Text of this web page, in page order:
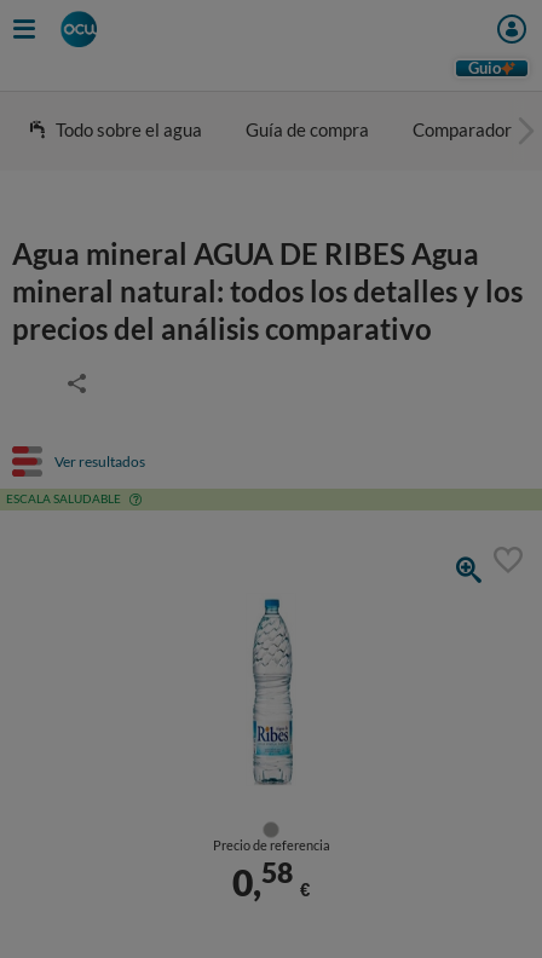
Guio
Todo sobre el agua Guía de compra Comparador
Agua mineral AGUA DE RIBES Agua
mineral natural: todos los detalles y los
precios del análisis comparativo
Ver resultados
ESCALA SALUDABLE
Precio de referencia
0,58
€